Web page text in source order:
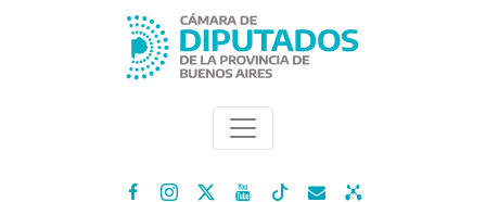
   